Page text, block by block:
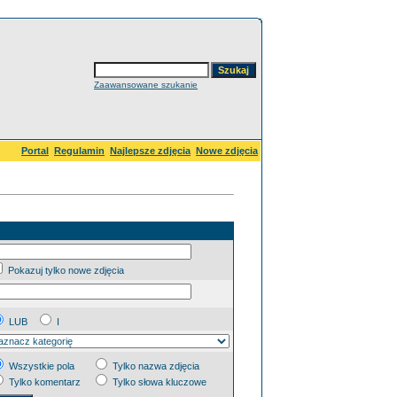
Zaawansowane szukanie
Portal Regulamin Najlepsze zdjęcia Nowe zdjęcia
Pokazuj tylko nowe zdjęcia
LUB
I
Wszystkie pola
Tylko nazwa zdjęcia
Tylko komentarz
Tylko słowa kluczowe